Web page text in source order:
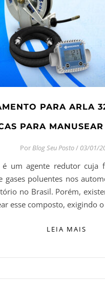
PARA ARLA
PARA
PorBlog Seu Posto/ 03/01/
gases poluentes nos
no Brasil. Porém,
esse composto, exigindo
LEIA MAIS